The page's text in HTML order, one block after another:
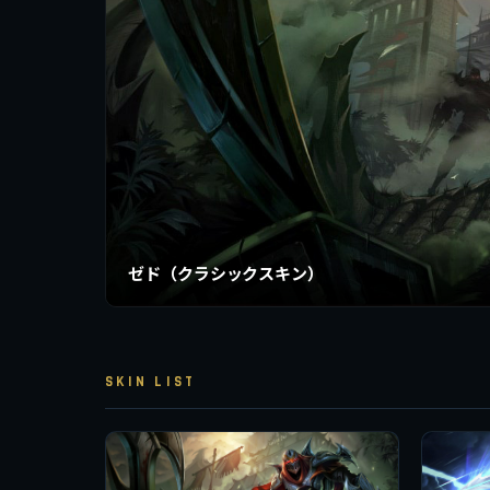
ゼド（クラシックスキン）
SKIN LIST